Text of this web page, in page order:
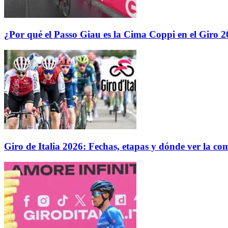
¿Por qué el Passo Giau es la Cima Coppi en el Giro
Giro de Italia 2026: Fechas, etapas y dónde ver la